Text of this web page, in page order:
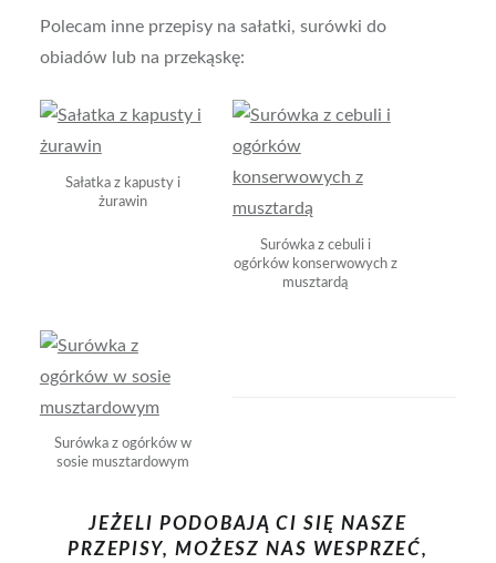
Polecam inne przepisy na sałatki, surówki do
obiadów lub na przekąskę:
Sałatka z kapusty i
żurawin
Surówka z cebuli i
ogórków konserwowych z
musztardą
Surówka z ogórków w
sosie musztardowym
JEŻELI PODOBAJĄ CI SIĘ NASZE
PRZEPISY, MOŻESZ NAS WESPRZEĆ,